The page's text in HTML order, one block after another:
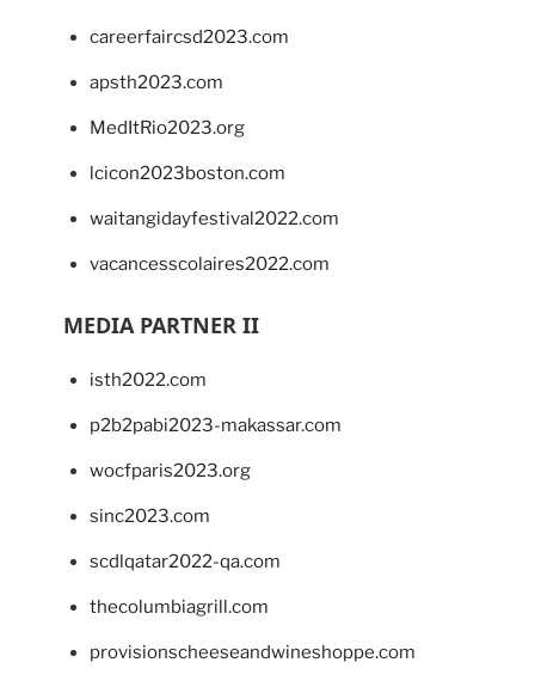
careerfaircsd2023.com
apsth2023.com
MedItRio2023.org
lcicon2023boston.com
waitangidayfestival2022.com
vacancesscolaires2022.com
MEDIA PARTNER II
isth2022.com
p2b2pabi2023-makassar.com
wocfparis2023.org
sinc2023.com
scdlqatar2022-qa.com
thecolumbiagrill.com
provisionscheeseandwineshoppe.com